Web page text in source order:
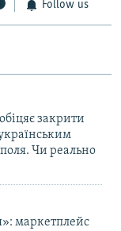
Follow us
закрити
Чи реально
маркетплейс